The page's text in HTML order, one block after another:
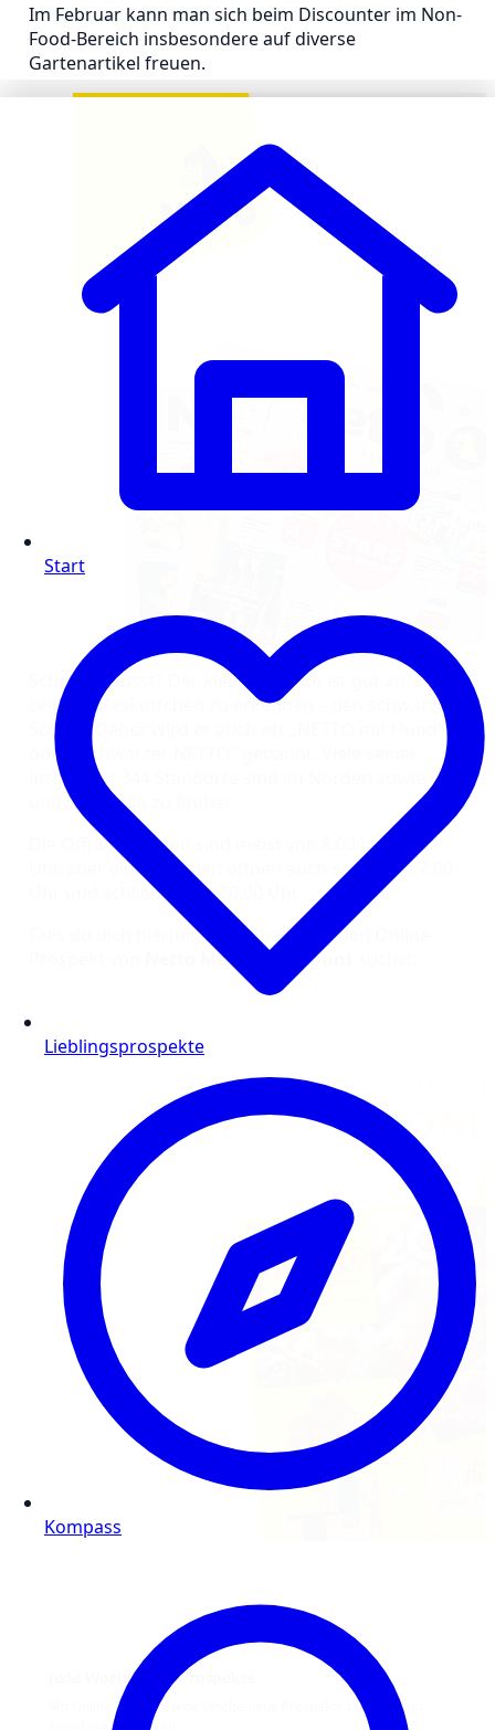
Im Februar kann man sich beim Discounter im Non-
Food-Bereich insbesondere auf diverse
Gartenartikel freuen.
Schon gewusst? Der kleinere Netto ist gut an
seinem Maskottchen zu erkennen – den schwarzen
Scottie. Daher wird er auch oft „NETTO mit Hund“
oder „Schwarzer NETTO“ genannt. Viele seiner
insgesamt 344 Standorte sind im Norden sowie in
und um Berlin zu finden.
Die Öffnungszeiten sind meist von 8:00 bis 21:00
Uhr, aber einige Filialen öffnen auch schon um 7:00
Uhr und schließen um 20:00 Uhr.
Falls du dich hierher verirrt hast und den Online-
Netto Marken-Discount
Jede Woche neue Prospekte
Mit Online Prospekt jede Woche neue Prospekte blättern und
Start
Lieblingsprospekte
Kompass